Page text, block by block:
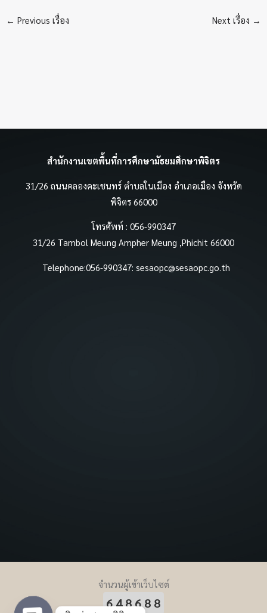
← Previous เรื่อง Next เรื่อง →
สำนักงานเขตพื้นที่การศึกษามัธยมศึกษาพิจิตร
31/26 ถนนคลองคะเชนทร์ ตำบลในเมือง อำเภอเมือง จังหวัด
พิจิตร 66000
โทรศัพท์ : 056-990347
31/26 Tambol Meung Ampher Meung ,Phichit 66000
Telephone:056-990347: sesaopc@sesaopc.go.th
จำนวนผู้เข้าเว็บไซต์
648688